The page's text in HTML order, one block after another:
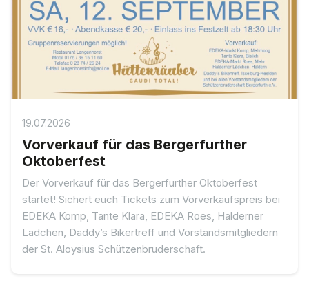
19.07.2026
Vorverkauf für das Bergerfurther
Oktoberfest
Der Vorverkauf für das Bergerfurther Oktoberfest
startet! Sichert euch Tickets zum Vorverkaufspreis bei
EDEKA Komp, Tante Klara, EDEKA Roes, Halderner
Lädchen, Daddy’s Bikertreff und Vorstandsmitgliedern
der St. Aloysius Schützenbruderschaft.